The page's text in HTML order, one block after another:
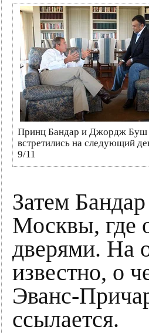
Принц Бандар и Джордж Буш
встретились на следующий
9/11
Затем
Москвы, где
дверями. На
известно, о
Эванс-
ссылается.